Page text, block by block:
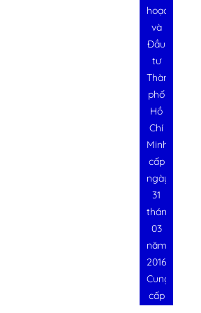
hoạch
và
Đầu
tư
Thành
phố
Hồ
Chí
Minh
cấp
ngày
31
tháng
03
năm
2016
Cung
cấp